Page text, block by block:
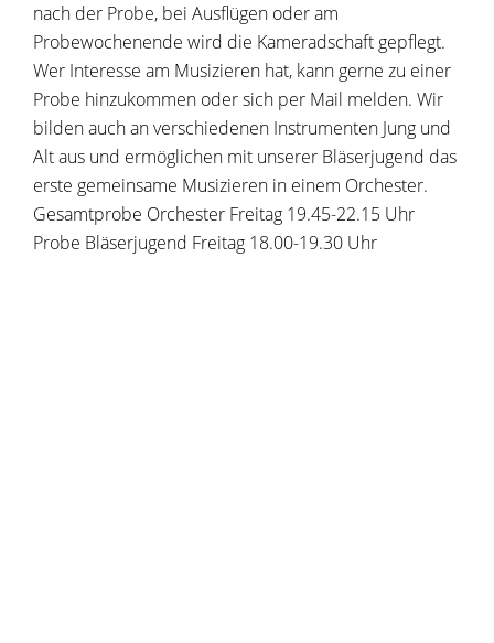
nach der Probe, bei Ausflügen oder am
Probewochenende wird die Kameradschaft gepflegt.
Wer Interesse am Musizieren hat, kann gerne zu einer
Probe hinzukommen oder sich per Mail melden. Wir
bilden auch an verschiedenen Instrumenten Jung und
Alt aus und ermöglichen mit unserer Bläserjugend das
erste gemeinsame Musizieren in einem Orchester.
Gesamtprobe Orchester Freitag 19.45-22.15 Uhr
Probe Bläserjugend Freitag 18.00-19.30 Uhr